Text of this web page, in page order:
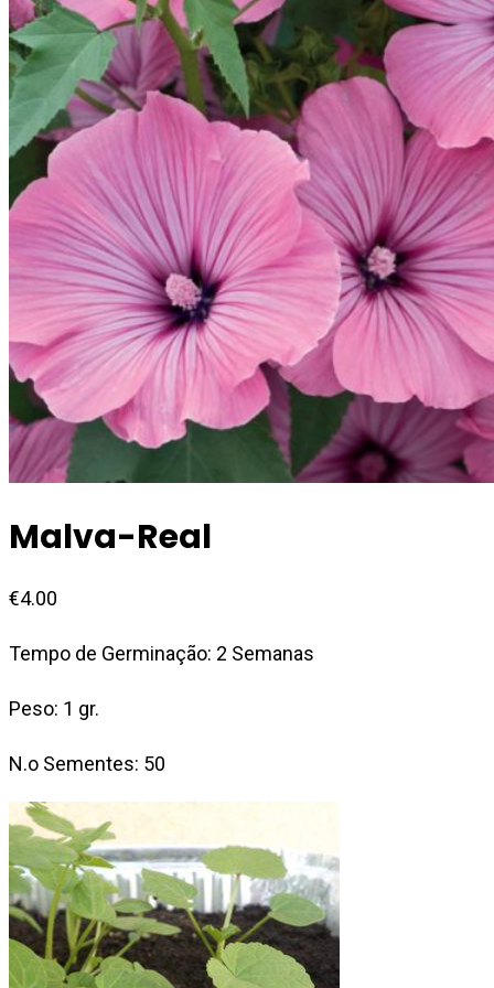
Malva-Real
€4.00
Tempo de Germinação: 2 Semanas
Peso: 1 gr.
N.o Sementes: 50